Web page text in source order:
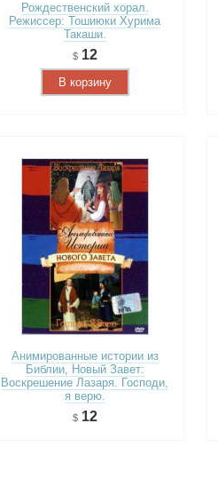
Рождественский хорал.
Режиссер: Тошиюки Хурима
Такаши.
12
В корзину
Анимированные истории из
Библии, Новый Завет:
Воскрешение Лазаря. Господи,
я верю.
12